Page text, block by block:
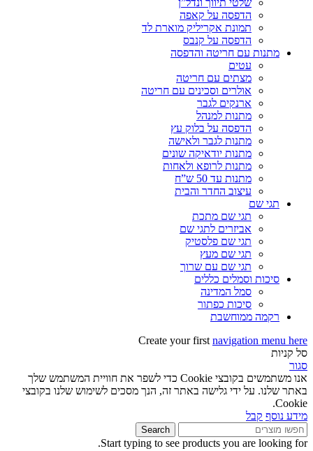
הדפסה על קאפה
תמונת אקריליק מוארת לד
הדפסה על קנבס
מתנות עם חריטה והדפסה
עטים
מצתים עם חריטה
אולרים וסכינים עם חריטה
ארנקים לגבר
מתנות למנהל
הדפסה על בלוק עץ
מתנות לגבר ולאישה
מתנות יודאיקה שונים
מתנות לרופא ולאחות
מתנות עד 50 ש”ח
עיצוב החדר והבית
תגי שם
תגי שם מתכת
אביזרים לתגי שם
תגי שם פלסטיק
תגי שם מעץ
תגי שם עם שרוך
סיכות וסמלים כללים
סמל המדינה
סיכות כפתור
רקמה ממוחשבת
Create your first navigation menu here
סל קניות
סגור
אנו משתמשים בקובצי Cookie כדי לשפר את חוויית המשתמש שלך
באתר שלנו. על ידי גלישה באתר זה, הנך מסכים לשימוש שלנו בקובצי
Cookie.
מידע נוסף קבל
Search
Start typing to see products you are looking for.